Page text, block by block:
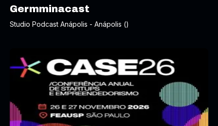
Germminacast
Studio Podcast Anápolis - Anápolis ()